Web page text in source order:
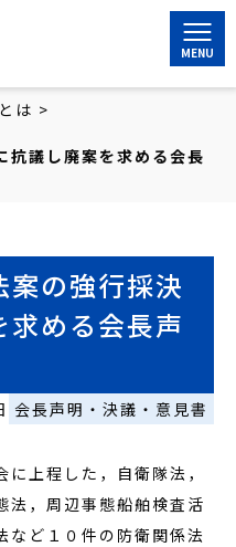
弁護士会
は >
抗議し廃案を求める会長
の強行採決
求める会長声
会長声明・決議・意見書
上程した，自衛隊法，
法，周辺事態船舶検査活
など１０件の防衛関係法